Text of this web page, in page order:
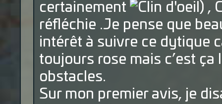
certainement
) ,
réfléchie .Je pense que
intérêt à suivre ce dytique
toujours rose mais c’est
obstacles.
Sur mon premier avis, je